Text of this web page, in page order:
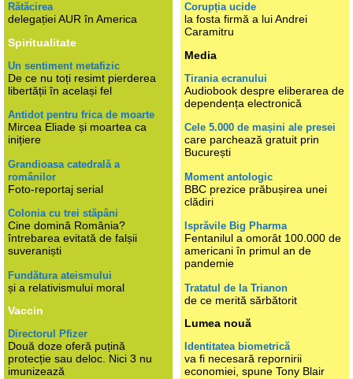
Rătăcirea
delegației AUR în America
Spiritualitate
Un sentiment metafizic
De ce nu toți resimt pierderea
libertății în același fel
Antidot pentru frica de moarte
Mircea Eliade și moartea ca
inițiere
Grandioasa catedrală a
românilor
Foto-reportaj serial
Colonia cu trei stăpâni
Cine domină România?
întrebarea evitată de falșii
suveraniști
Fundătura ateismului
și a relativismului moral
Vaccin
Directorul Pfizer
Două doze oferă puțină
protecție sau deloc. Nici 3 nu
imunizează
Corupția ucide
la fosta firmă a lui Andrei
Caramitru
Media
Tirania ecranului
Audiobook despre eliberarea de
dependența electronică
Cele 5.000 de mașini ale presei
care parchează gratuit prin
București
Moment antologic
BBC prezice prăbușirea unei
clădiri
Isprăvile Big Pharma
Fentanilul a omorât 100.000 de
americani în primul an de
pandemie
Tratatul de la Trianon
de ce merită sărbătorit
Lumea nouă
Identitatea biometrică
va fi necesară repornirii
economiei, spune Tony Blair